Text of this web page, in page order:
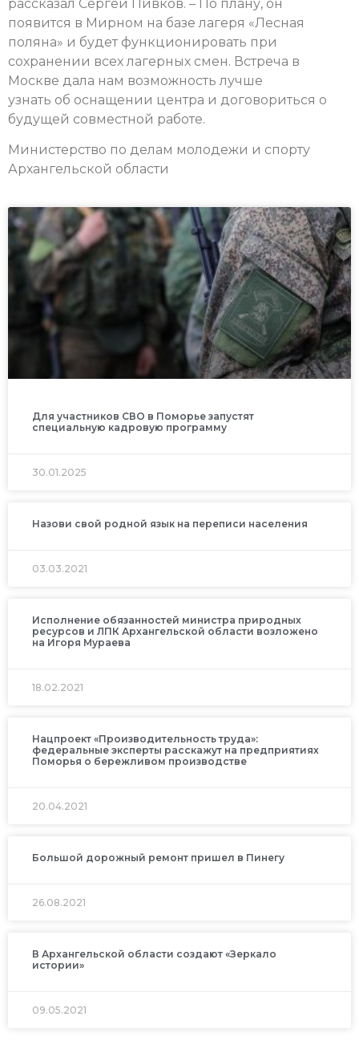
рассказал Сергей Пивков. – По плану, он
появится в Мирном на базе лагеря «Лесная
поляна» и будет функционировать при
сохранении всех лагерных смен. Встреча в
Москве дала нам возможность лучше
узнать об оснащении центра и договориться о
будущей совместной работе.
Министерство по делам молодежи и спорту
Архангельской области
Для участников СВО в Поморье запустят
специальную кадровую программу
30.01.2025
Назови свой родной язык на переписи населения
03.03.2021
Исполнение обязанностей министра природных
ресурсов и ЛПК Архангельской области возложено
на Игоря Мураева
18.02.2021
Нацпроект «Производительность труда»:
федеральные эксперты расскажут на предприятиях
Поморья о бережливом производстве
20.04.2021
Большой дорожный ремонт пришел в Пинегу
26.08.2021
В Архангельской области создают «Зеркало
истории»
09.05.2021